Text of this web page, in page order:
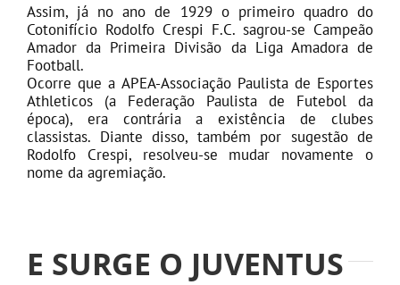
Assim, já no ano de 1929 o primeiro quadro do
Cotonifício Rodolfo Crespi F.C. sagrou-se Campeão
Amador da Primeira Divisão da Liga Amadora de
Football.
Ocorre que a APEA-Associação Paulista de Esportes
Athleticos (a Federação Paulista de Futebol da
época), era contrária a existência de clubes
classistas. Diante disso, também por sugestão de
Rodolfo Crespi, resolveu-se mudar novamente o
nome da agremiação.
E SURGE O JUVENTUS